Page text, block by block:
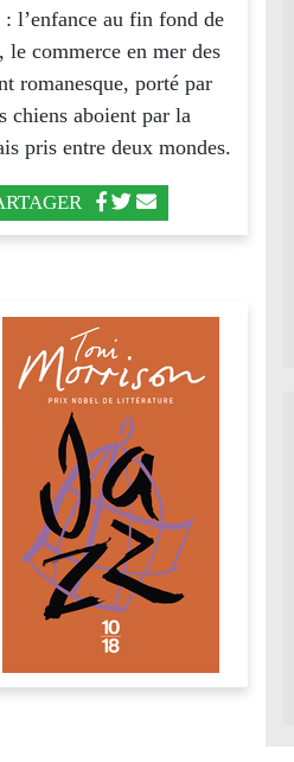
l’enfance au fin fond de
le commerce en mer des
romanesque, porté par
chiens aboient par la
pris entre deux mondes.